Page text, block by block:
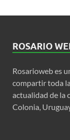
ROSARIO
Rosarioweb es
compartir toda
actualidad de la
Colonia,